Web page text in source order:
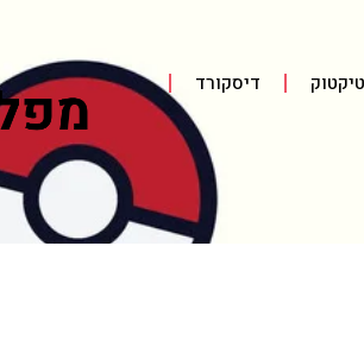
טיקטוק דיסקורד